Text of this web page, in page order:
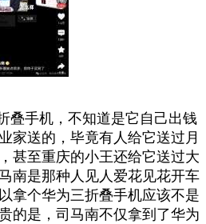
叠手机，不知道是它自己出钱
家送的，毕竟有人给它送过月
甚至重庆的小王还给它送过大
是那种人见人爱花见花开车
拿个华为三折叠手机应该不是
的是，司马南不仅拿到了华为